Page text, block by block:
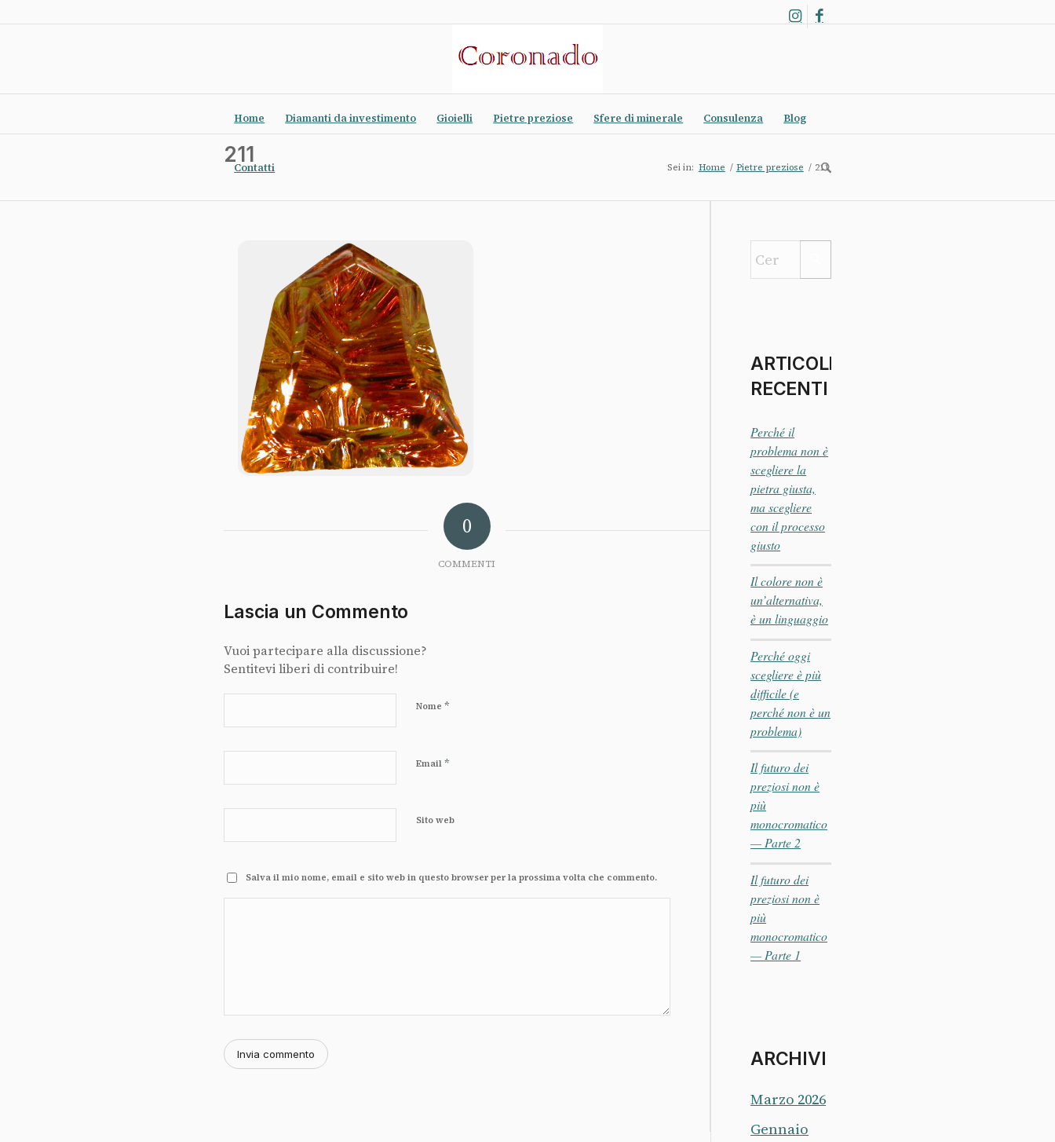
Home Diamanti da investimento Gioielli Pietre preziose Sfere di minerale Consulenza Blog
Contatti
211
Sei in: Home / Pietre preziose / 211
0
COMMENTI
Lascia un Commento
Vuoi partecipare alla discussione?
Sentitevi liberi di contribuire!
Nome*
Email*
Sito web
Salva il mio nome, email e sito web in questo browser per la prossima volta che commento.
ARTICOLI
RECENTI
Perché il
problema non è
scegliere la
pietra giusta,
ma scegliere
con il processo
giusto
Il colore non è
un’alternativa,
è un linguaggio
Perché oggi
scegliere è più
difficile (e
perché non è un
problema)
Il futuro dei
preziosi non è
più
monocromatico
— Parte 2
Il futuro dei
preziosi non è
più
monocromatico
— Parte 1
ARCHIVI
Marzo 2026
Gennaio